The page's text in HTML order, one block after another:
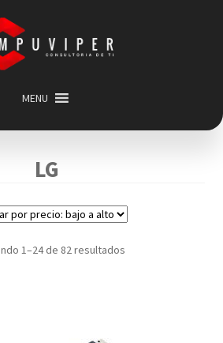
MENU
Inicio
Categorias
Carrito
Mi cuenta
LG
1–24 de 82 resultados